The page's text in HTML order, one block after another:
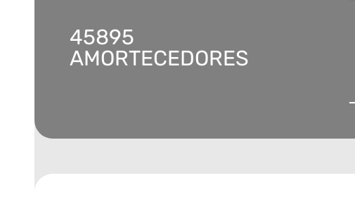
45895
AMORTECEDORES